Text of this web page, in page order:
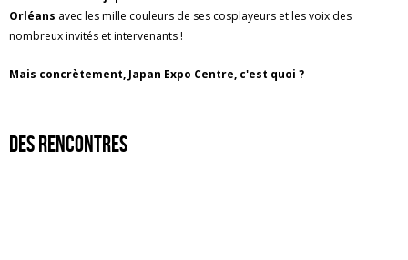
Orléans avec les mille couleurs de ses cosplayeurs et les voix des
nombreux invités et intervenants !
Mais concrètement, Japan Expo Centre, c'est quoi ?
des rencontres